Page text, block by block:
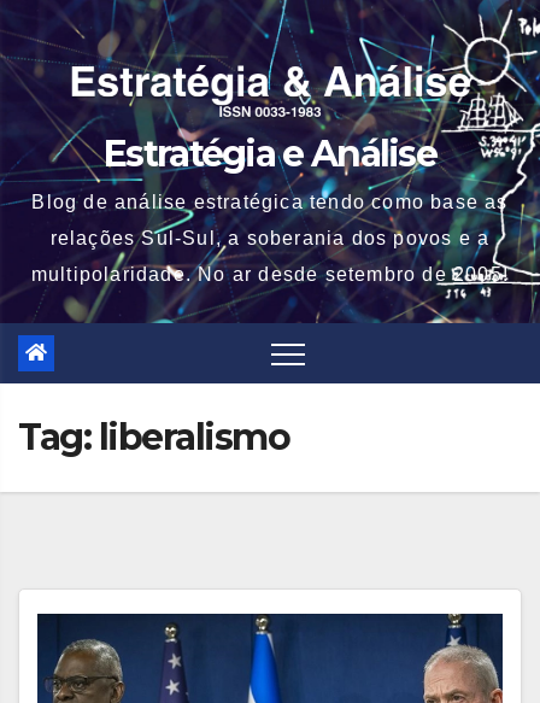
to
content
Estratégia e Análise
Blog de análise estratégica tendo como base as
relações Sul-Sul, a soberania dos povos e a
multipolaridade. No ar desde setembro de 2005!
Tag: liberalismo